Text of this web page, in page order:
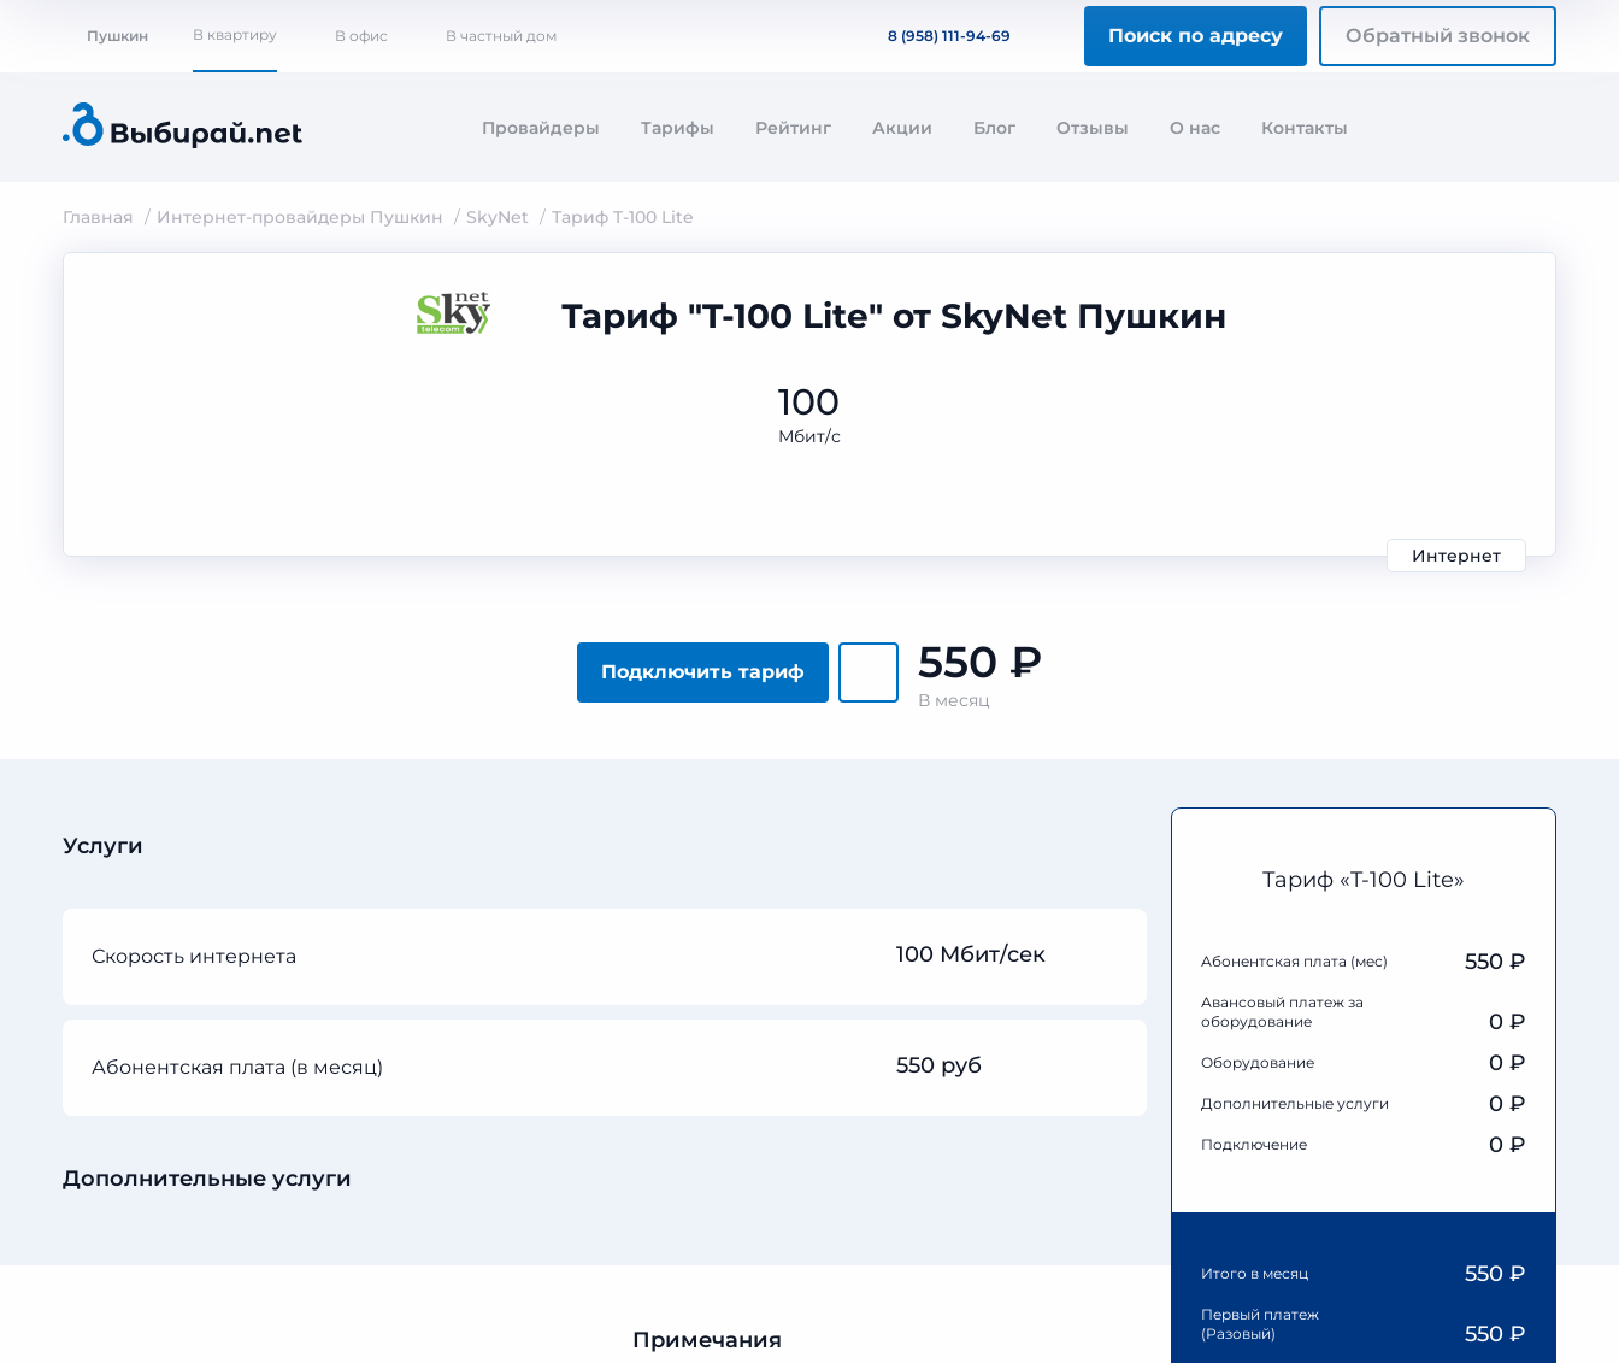
Пушкин В квартиру В офис В частный дом 8 (958) 111-94-69 Поиск по адресу Обратный звонок
Провайдеры Тарифы Рейтинг Акции Блог Отзывы О нас Контакты
Главная Интернет-провайдеры Пушкин SkyNet Тариф T-100 Lite
Тариф "T-100 Lite" от SkyNet Пушкин
Интернет
100
Мбит/с
Подключить тариф 550 ₽
В месяц
Услуги
Скорость интернета 100 Мбит/сек
Абонентская плата (в месяц) 550 руб
Дополнительные услуги
Примечания
Тариф «T-100 Lite»
Абонентская плата (мес) 550 ₽
Авансовый платеж за
оборудование
0 ₽
Оборудование 0 ₽
Дополнительные услуги 0 ₽
Подключение 0 ₽
Итого в месяц 550 ₽
Первый платеж
(Разовый)
550 ₽